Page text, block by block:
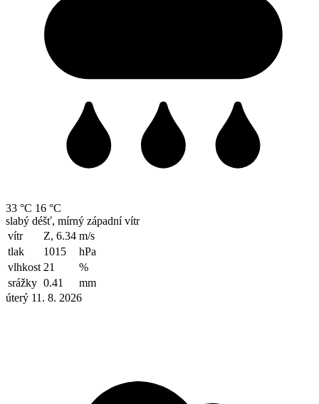
33 °C 16 °C
slabý déšť, mírný západní vítr
vítr
Z, 6.34 m/s
tlak
1015
hPa
vlhkost 21
%
srážky 0.41
mm
úterý 11. 8. 2026